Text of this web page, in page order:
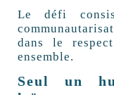
Le défi
dans le
ensemble.
Seul un